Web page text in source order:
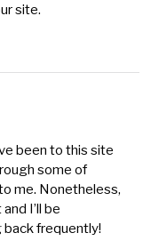
site.
been to this site
some of
me. Nonetheless,
I’ll be
frequently!